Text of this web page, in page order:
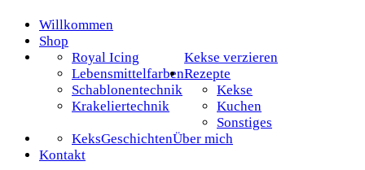
Willkommen
Shop
Kekse verzieren
Royal Icing
Lebensmittelfarben
Schablonentechnik
Krakeliertechnik
Rezepte
Kekse
Kuchen
Sonstiges
Über mich
KeksGeschichten
Kontakt